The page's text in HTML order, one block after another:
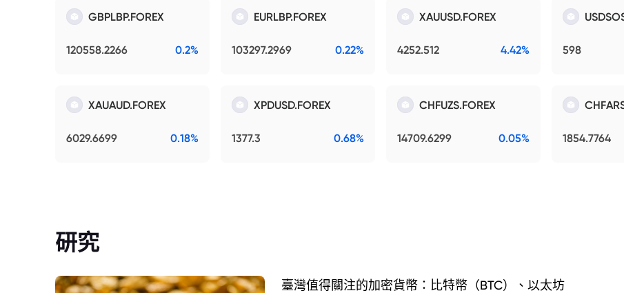
GBPLBP.FOREX
120558.2266 0.2%
EURLBP.FOREX
103297.2969 0.22%
XAUUSD.FOREX
4252.512 4.42% 598
XAUAUD.FOREX
6029.6699 0.18%
XPDUSD.FOREX
1377.3 0.68%
CHFUZS.FOREX
14709.6299 0.05% 1854.7764
研究
臺灣值得關注的加密貨幣：比特幣（BTC）、以太坊